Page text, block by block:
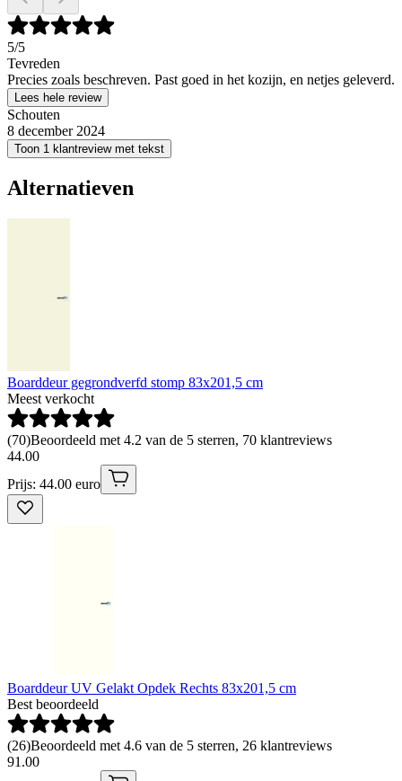
5/5
Tevreden
Precies zoals beschreven. Past goed in het kozijn, en netjes geleverd.
Lees hele review
Schouten
8 december 2024
Toon 1 klantreview met tekst
Alternatieven
Boarddeur gegrondverfd stomp 83x201,5 cm
Meest verkocht
(70)Beoordeeld met 4.2 van de 5 sterren, 70 klantreviews
44.00
Prijs: 44.00 euro
Boarddeur UV Gelakt Opdek Rechts 83x201,5 cm
Best beoordeeld
(26)Beoordeeld met 4.6 van de 5 sterren, 26 klantreviews
91 .00